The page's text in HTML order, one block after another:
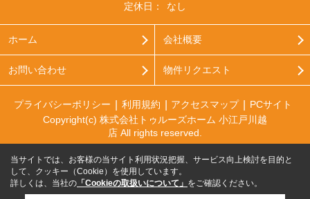
定休日：
なし
ホーム 会社概要
お問い合わせ 物件リクエスト
プライバシーポリシー 利用規約 アクセスマップ
PCサイト
Copyright(c) 株式会社トゥルーズホーム 小江戸川越
店 All rights reserved.
当サイトでは、お客様の当サイト利用状況把握、サービス向上検討を目的と
して、クッキー（Cookie）を使用しています。
詳しくは、当社の 「Cookieの取扱いについて」 をご確認ください。